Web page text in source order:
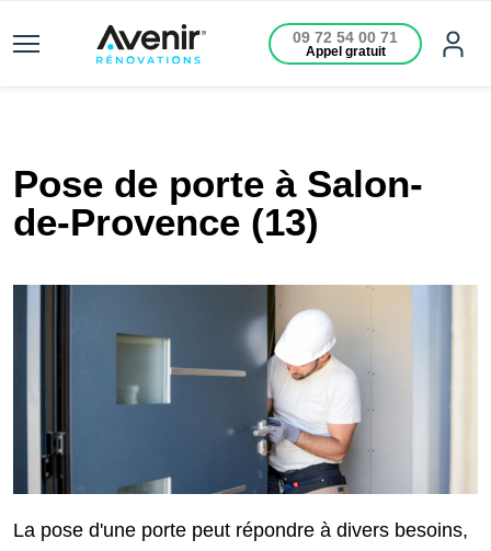
09 72 54 00 71
Appel gratuit
Pose de porte à Salon-
de-Provence (13)
La pose d'une porte peut répondre à divers besoins,